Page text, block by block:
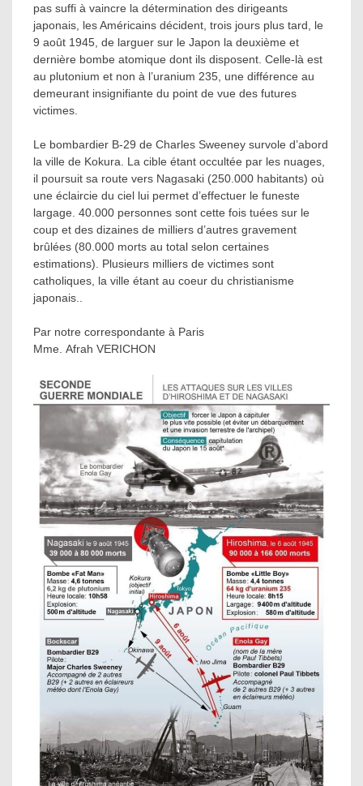
pas suffi à vaincre la détermination des dirigeants
japonais, les Américains décident, trois jours plus tard, le
9 août 1945, de larguer sur le Japon la deuxième et
dernière bombe atomique dont ils disposent. Celle-là est
au plutonium et non à l’uranium 235, une différence au
demeurant insignifiante du point de vue des futures
victimes.
Le bombardier B-29 de Charles Sweeney survole d’abord
la ville de Kokura. La cible étant occultée par les nuages,
il poursuit sa route vers Nagasaki (250.000 habitants) où
une éclaircie du ciel lui permet d’effectuer le funeste
largage. 40.000 personnes sont cette fois tuées sur le
coup et des dizaines de milliers d’autres gravement
brûlées (80.000 morts au total selon certaines
estimations). Plusieurs milliers de victimes sont
catholiques, la ville étant au coeur du christianisme
japonais..
Par notre correspondante à Paris
Mme. Afrah VERICHON